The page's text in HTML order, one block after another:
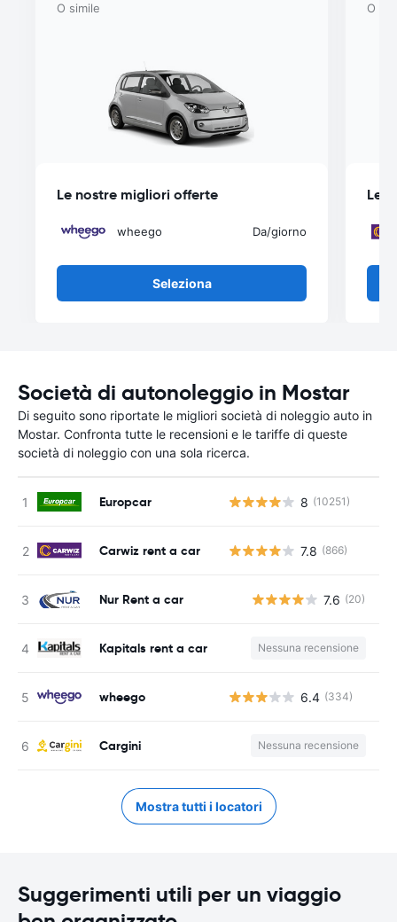
O simile
Le nostre migliori offerte
wheego Da/giorno
Seleziona
O
Le
Società di autonoleggio in Mostar
Di seguito sono riportate le migliori società di noleggio auto in
Mostar. Confronta tutte le recensioni e le tariffe di queste
società di noleggio con una sola ricerca.
Europcar 8 (10251)
Carwiz rent a car 7.8 (866)
Nur Rent a car 7.6 (20)
Kapitals rent a car Nessuna recensione
wheego 6.4 (334)
Cargini Nessuna recensione
Mostra tutti i locatori
Suggerimenti utili per un viaggio